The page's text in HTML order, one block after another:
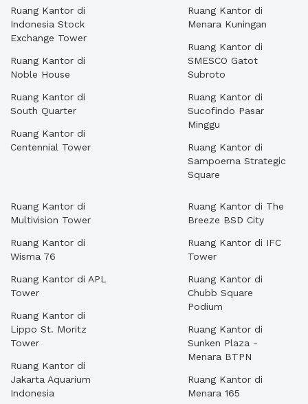
Ruang Kantor di
Indonesia Stock
Exchange Tower
Ruang Kantor di
Noble House
Ruang Kantor di
South Quarter
Ruang Kantor di
Centennial Tower
Ruang Kantor di
Menara Kuningan
Ruang Kantor di
SMESCO Gatot
Subroto
Ruang Kantor di
Sucofindo Pasar
Minggu
Ruang Kantor di
Sampoerna Strategic
Square
Ruang Kantor di
Multivision Tower
Ruang Kantor di
Wisma 76
Ruang Kantor di APL
Tower
Ruang Kantor di
Lippo St. Moritz
Tower
Ruang Kantor di
Jakarta Aquarium
Indonesia
Ruang Kantor di The
Breeze BSD City
Ruang Kantor di IFC
Tower
Ruang Kantor di
Chubb Square
Podium
Ruang Kantor di
Sunken Plaza -
Menara BTPN
Ruang Kantor di
Menara 165